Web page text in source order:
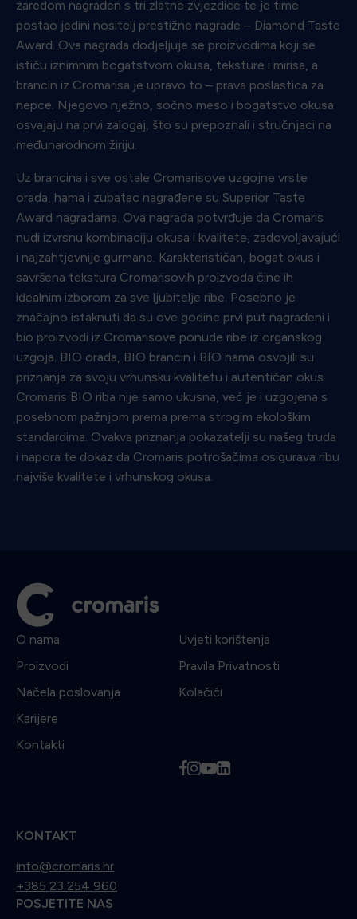
zaredom nagrađen s tri zlatne zvjezdice te je time
postao jedini nositelj prestižne nagrade – Diamond Taste
Award. Ova nagrada dodjeljuje se proizvodima koji se
ističu iznimnim bogatstvom okusa, teksture i mirisa, a
brancin iz Cromarisa je upravo to – prava poslastica za
nepce. Njegovo nježno, sočno meso i bogatstvo okusa
osvajaju na prvi zalogaj, što su prepoznali i stručnjaci na
međunarodnom žiriju.
Uz brancina i sve ostale Cromarisove uzgojne vrste
orada, hama i zubatac nagrađene su Superior Taste
Award nagradama. Ova nagrada potvrđuje da Cromaris
nudi izvrsnu kombinaciju okusa i kvalitete, zadovoljavajući
i najzahtjevnije gurmane. Karakterističan, bogat okus i
savršena tekstura Cromarisovih proizvoda čine ih
idealnim izborom za sve ljubitelje ribe. Posebno je
značajno istaknuti da su ove godine prvi put nagrađeni i
bio proizvodi iz Cromarisove ponude ribe iz organskog
uzgoja. BIO orada, BIO brancin i BIO hama osvojili su
priznanja za svoju vrhunsku kvalitetu i autentičan okus.
Cromaris BIO riba nije samo ukusna, već je i uzgojena s
posebnom pažnjom prema prema strogim ekološkim
standardima. Ovakva priznanja pokazatelji su našeg truda
i napora te dokaz da Cromaris potrošačima osigurava ribu
najviše kvalitete i vrhunskog okusa.
O nama
Proizvodi
Načela poslovanja
Karijere
Kontakti
Uvjeti korištenja
Pravila Privatnosti
Kolačići
fiyl
KONTAKT
info@cromaris.hr
+385 23 254 960
POSJETITE NAS